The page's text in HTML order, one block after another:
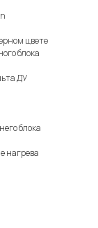
цвете
блока
ДУ
блока
нагрева